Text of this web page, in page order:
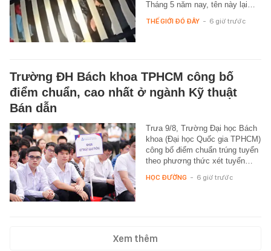
Tháng 5 năm nay, tên này lại…
THẾ GIỚI ĐÓ ĐÂY - 6 giờ trước
Trường ĐH Bách khoa TPHCM công bố
điểm chuẩn, cao nhất ở ngành Kỹ thuật
Bán dẫn
Trưa 9/8, Trường Đại học Bách
khoa (Đại học Quốc gia TPHCM)
công bố điểm chuẩn trúng tuyển
theo phương thức xét tuyển…
HỌC ĐƯỜNG - 6 giờ trước
Xem thêm